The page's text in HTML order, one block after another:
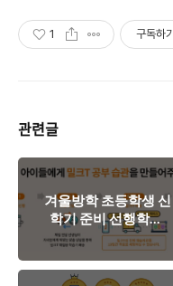
1 구독하기
관련글
겨울방학 초등학생 신
학기 준비 선행학습,
어떻게 하면 좋을까?